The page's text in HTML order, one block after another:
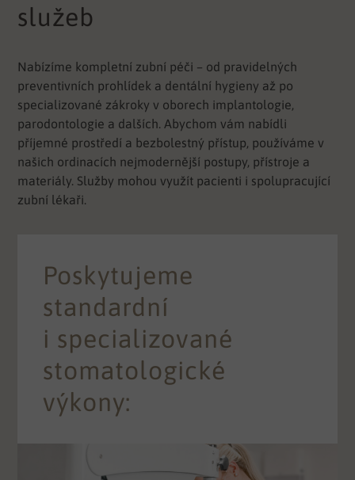
služeb
Nabízíme kompletní zubní péči – od pravidelných
preventivních prohlídek a dentální hygieny až po
specializované zákroky v oborech implantologie,
parodontologie a dalších. Abychom vám nabídli
příjemné prostředí a bezbolestný přístup, používáme v
našich ordinacích nejmodernější postupy, přístroje a
materiály. Služby mohou využít pacienti i spolupracující
zubní lékaři.
Poskytujeme
standardní
i specializované
stomatologické
výkony: